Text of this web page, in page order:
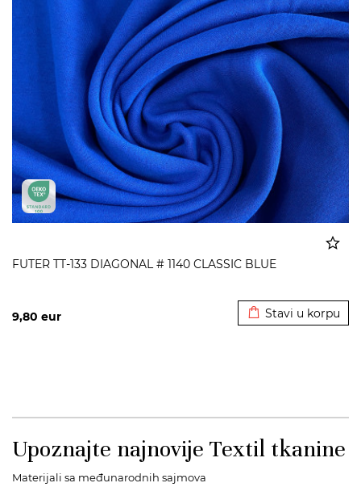
FUTER TT-133 DIAGONAL # 1140 CLASSIC BLUE
9,80 eur Stavi u korpu
Upoznajte najnovije Textil tkanine
Materijali sa međunarodnih sajmova